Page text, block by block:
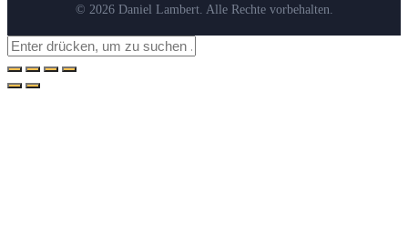
© 2026 Daniel Lambert. Alle Rechte vorbehalten.